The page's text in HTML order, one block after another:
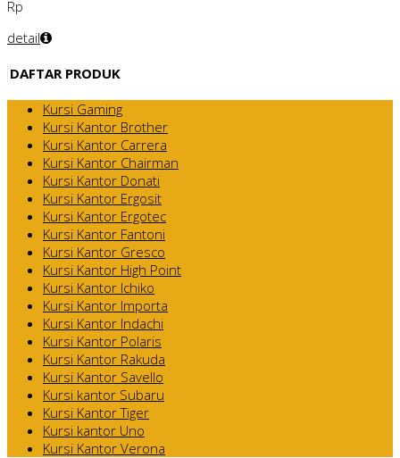
Rp
detail
DAFTAR PRODUK
Kursi Gaming
Kursi Kantor Brother
Kursi Kantor Carrera
Kursi Kantor Chairman
Kursi Kantor Donati
Kursi Kantor Ergosit
Kursi Kantor Ergotec
Kursi Kantor Fantoni
Kursi Kantor Gresco
Kursi Kantor High Point
Kursi Kantor Ichiko
Kursi Kantor Importa
Kursi Kantor Indachi
Kursi Kantor Polaris
Kursi Kantor Rakuda
Kursi Kantor Savello
Kursi kantor Subaru
Kursi Kantor Tiger
Kursi kantor Uno
Kursi Kantor Verona